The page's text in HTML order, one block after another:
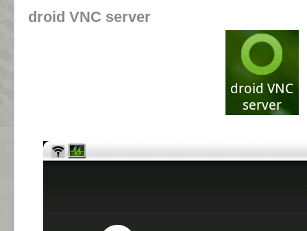
droid VNC server